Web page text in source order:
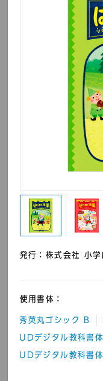
Z会 小学生のた
力広がるワーク
三省堂 例解小学国
発行：株式会社 小学
使用書体：
秀英丸ゴシック B
UDデジタル教科書
UDデジタル教科書